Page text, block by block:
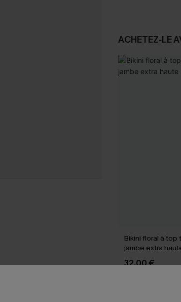
ACHETEZ‑LE
Bikini floral à top
jambe extra
32,00 €